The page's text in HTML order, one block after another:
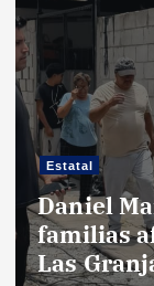
Estatal
Daniel
familias
Las